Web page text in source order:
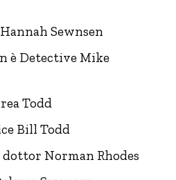
Sewnsen
è Detective Mike
Todd
Bill Todd
Norman Rhodes